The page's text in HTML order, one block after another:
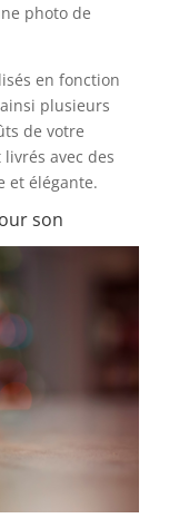
photo de
en fonction
plusieurs
de votre
avec des
et élégante.
son